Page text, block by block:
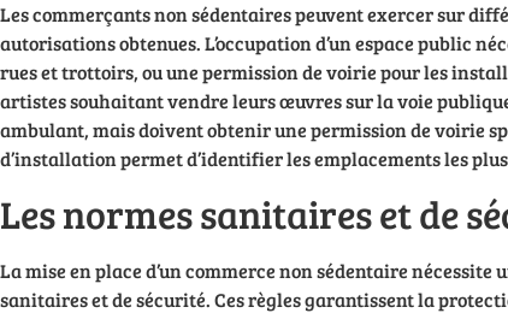
Les commerçants non sédentaires peuvent exercer sur
autorisations obtenues. L’occupation d’un espace public
rues et trottoirs, ou une permission de voirie pour les
artistes souhaitant vendre leurs œuvres sur la voie
ambulant, mais doivent obtenir une permission de voirie
d’installation permet d’identifier les emplacements les
Les normes sanitaires et de
La mise en place d’un commerce non sédentaire
sanitaires et de sécurité. Ces règles garantissent la